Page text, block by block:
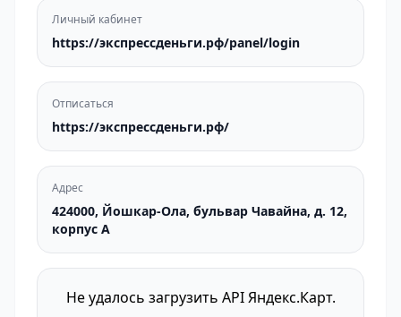
Личный кабинет
https://экспрессденьги.рф/panel/login
Отписаться
https://экспрессденьги.рф/
Адрес
424000, Йошкар-Ола, бульвар Чавайна, д. 12,
корпус А
Не удалось загрузить API Яндекс.Карт.